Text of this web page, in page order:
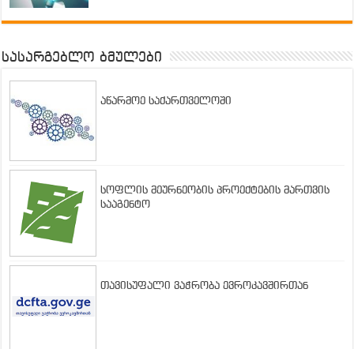
სასარგებლო ბმულები
აწარმოე საქართველოში
სოფლის მეურნეობის პროექტების მართვის
სააგენტო
თავისუფალი ვაჭრობა ევროკავშირთან